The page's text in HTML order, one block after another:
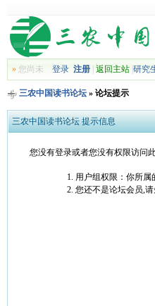
»您尚未 登录 注册| 返回主站| 研究
三农中国读书论坛» 论坛提示
三农中国读书论坛 提示信息
您没有登录或者您没有权限访问
用户组权限：你所属
您还不是论坛会员,